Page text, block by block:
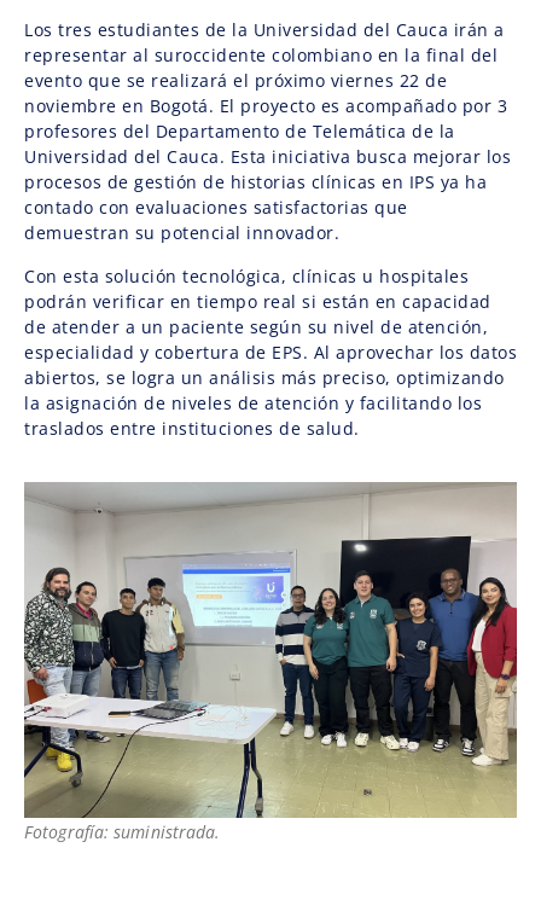
Los tres estudiantes de la Universidad del Cauca irán a
representar al suroccidente colombiano en la final del
evento que se realizará el próximo viernes 22 de
noviembre en Bogotá. El proyecto es acompañado por 3
profesores del Departamento de Telemática de la
Universidad del Cauca. Esta iniciativa busca mejorar los
procesos de gestión de historias clínicas en IPS ya ha
contado con evaluaciones satisfactorias que
demuestran su potencial innovador.
Con esta solución tecnológica, clínicas u hospitales
podrán verificar en tiempo real si están en capacidad
de atender a un paciente según su nivel de atención,
especialidad y cobertura de EPS. Al aprovechar los datos
abiertos, se logra un análisis más preciso, optimizando
la asignación de niveles de atención y facilitando los
traslados entre instituciones de salud.
Fotografía: suministrada.